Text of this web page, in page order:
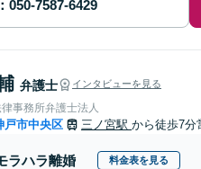
弁護士 インタビューを見る
事務所弁護士法人
戸市中央区 三ノ宮駅 から徒歩7分
ラハラ離婚 料金表を見る